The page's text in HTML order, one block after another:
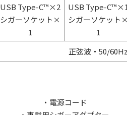
USB Type-C™×2
シガーソケット×
1
USB Type-C™×1
シガーソケット×
1
正弦波・50/60Hz
・電源コード